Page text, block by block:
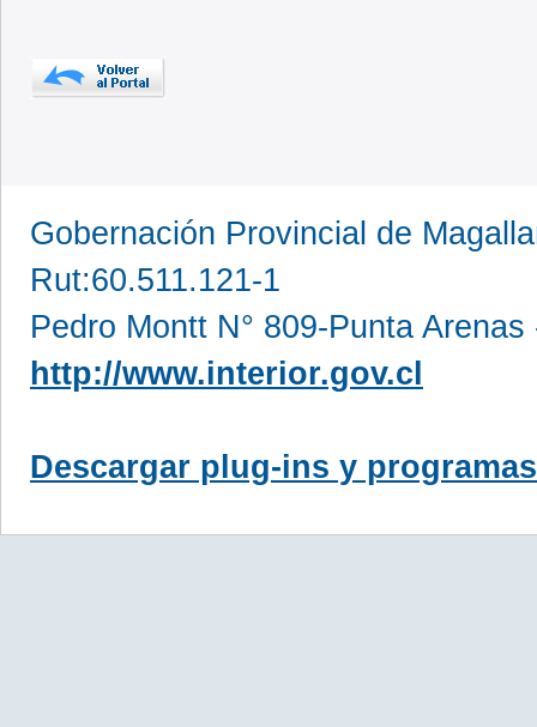
Gobernación Provincial de
Rut:60.511.121-1
Pedro Montt N° 809-Punta
http://www.interior.gov.cl
Descargar plug-ins y